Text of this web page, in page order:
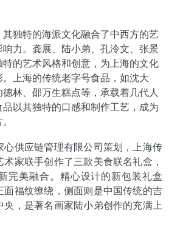
独特的海派文化融合了中西方的艺
力。龚展、陆小弟、孔泠文、张景
的艺术风格和创意，为上海的文化
上海的传统老字号食品，如沈大
林、邵万生糕点等，承载着几代人
以其独特的口感和制作工艺，成为
供应链管理有限公司策划，上海传
家联手创作了三款美食联名礼盒，
完美融合。精心设计的新包装礼盒
面福纹缭绕，侧面则是中国传统的吉
，是著名画家陆小弟创作的充满上